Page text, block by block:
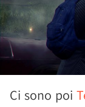
Ci sono poi